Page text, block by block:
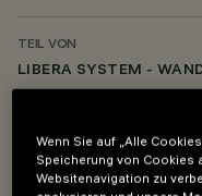
TEIL VON
LIBERA SYSTEM -
Wenn Sie auf „Alle
Speicherung von Cookies
Websitenavigation zu